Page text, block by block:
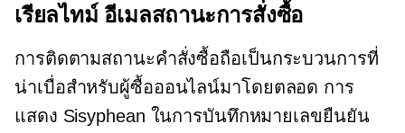
เรียลไทม์ อีเมลสถานะการสั่งซื้อ
การติดตามสถานะคำสั่งซื้อถือเป็นกระบวนการที่
น่าเบื่อสำหรับผู้ซื้อออนไลน์มาโดยตลอด การ
แสดง Sisyphean ในการบันทึกหมายเลขยืนยัน